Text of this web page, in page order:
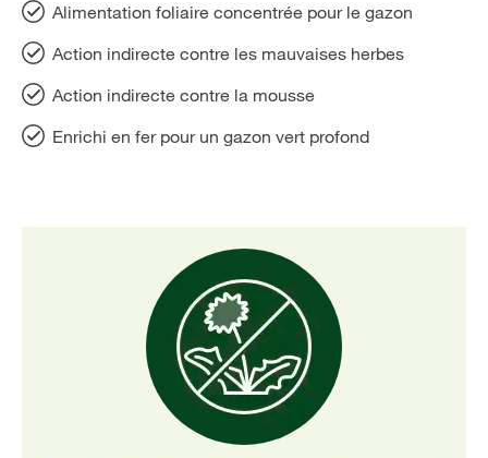
Alimentation foliaire concentrée pour le gazon
Action indirecte contre les mauvaises herbes
Action indirecte contre la mousse
Enrichi en fer pour un gazon vert profond